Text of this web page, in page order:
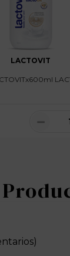
LACTOVIT
－